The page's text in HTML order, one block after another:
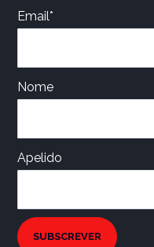
Email*
Nome
Apelido
SUBSCREVER